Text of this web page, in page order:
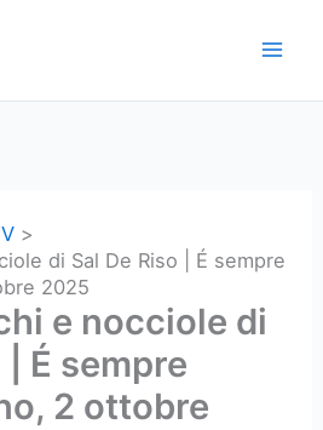
di Sal De Riso | É sempre
2025
e nocciole di
| É sempre
2 ottobre